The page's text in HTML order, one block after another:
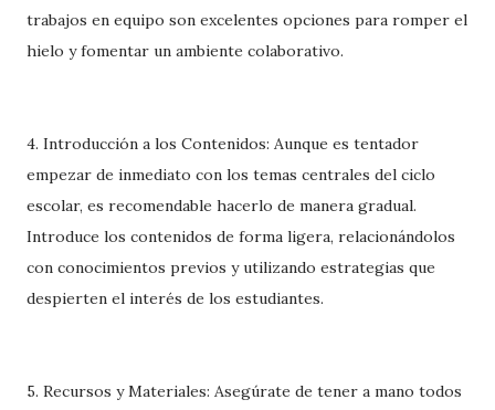
trabajos en equipo son excelentes opciones para romper el
hielo y fomentar un ambiente colaborativo.
4. Introducción a los Contenidos: Aunque es tentador
empezar de inmediato con los temas centrales del ciclo
escolar, es recomendable hacerlo de manera gradual.
Introduce los contenidos de forma ligera, relacionándolos
con conocimientos previos y utilizando estrategias que
despierten el interés de los estudiantes.
5. Recursos y Materiales: Asegúrate de tener a mano todos